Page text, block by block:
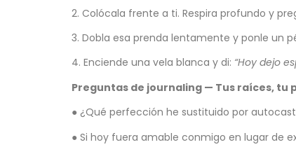
2. Colócala frente a ti. Respira profundo y
3. Dobla esa prenda lentamente y ponle un
4. Enciende una vela blanca y di: “Hoy dejo
Preguntas de journaling — Tus raíces, tu
● ¿Qué perfección he sustituido por
● Si hoy fuera amable conmigo en lugar de